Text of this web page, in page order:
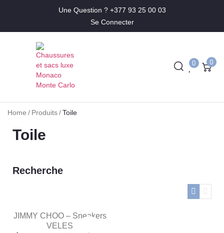
Une Question ? +377 93 25 00 03
Se Connecter
0 0
Home / Produits/Toile
Toile
Recherche
JIMMY CHOO – Sneakers
VELES